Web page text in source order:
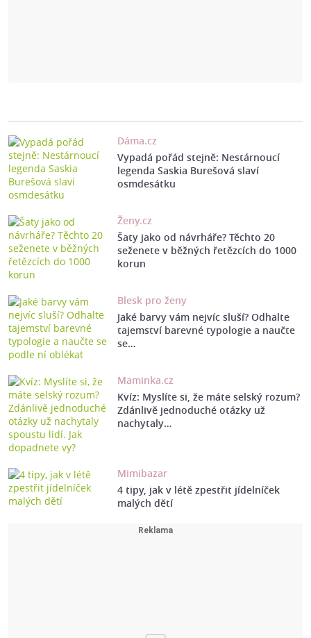
Dáma.cz
Vypadá pořád stejně: Nestárnoucí
legenda Saskia Burešová slaví
osmdesátku
Ženy.cz
Šaty jako od návrháře? Těchto 20
seženete v běžných řetězcích do 1000
korun
Blesk pro ženy
Jaké barvy vám nejvíc sluší? Odhalte
tajemství barevné typologie a naučte
se…
Maminka.cz
Kvíz: Myslíte si, že máte selský rozum?
Zdánlivě jednoduché otázky už
nachytaly…
Mimibazar
4 tipy, jak v létě zpestřit jídelníček
malých dětí